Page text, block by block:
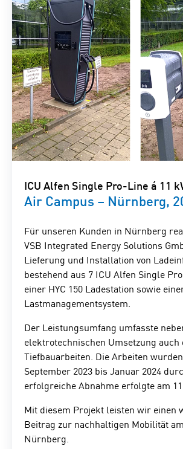
ICU Alfen Single Pro-Line á 11
Air Campus – Nürnberg,
Für unseren Kunden in Nürnberg
VSB Integrated Energy Solutions
Lieferung und Installation von
bestehend aus 7 ICU Alfen Single
einer HYC 150 Ladestation sowie
Lastmanagementsystem.
Der Leistungsumfang umfasste
elektrotechnischen Umsetzung auch
Tiefbauarbeiten. Die Arbeiten
September 2023 bis Januar 2024
erfolgreiche Abnahme erfolgte am
Mit diesem Projekt leisten wir einen
Beitrag zur nachhaltigen Mobilität
Nürnberg.